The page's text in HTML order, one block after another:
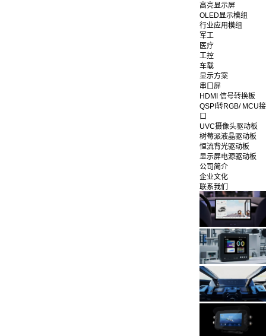
高亮显示屏
OLED显示模组
行业应用模组
军工
医疗
工控
车载
显示方案
串口屏
HDMI 信号转换板
QSPI转RGB/ MCU接
口
UVC摄像头驱动板
树莓派液晶驱动板
恒流背光驱动板
显示屏电源驱动板
公司简介
企业文化
联系我们